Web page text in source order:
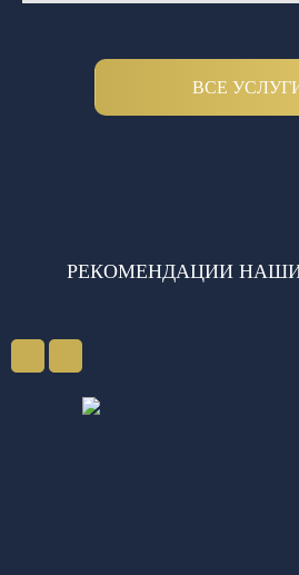
ВСЕ
РЕКОМЕНДАЦИИ